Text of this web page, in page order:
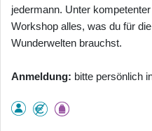
jedermann. Unter
Workshop alles, was du für
Wunderwelten brauchst.
Anmeldung: bitte persönlich